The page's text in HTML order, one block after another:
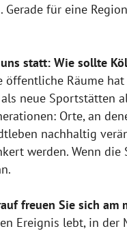
für eine
statt: Wie sollte
Räume
neue Sportstätten
Orte, an
nachhaltig
werden. Wenn
freuen Sie sich am
Ereignis lebt, in